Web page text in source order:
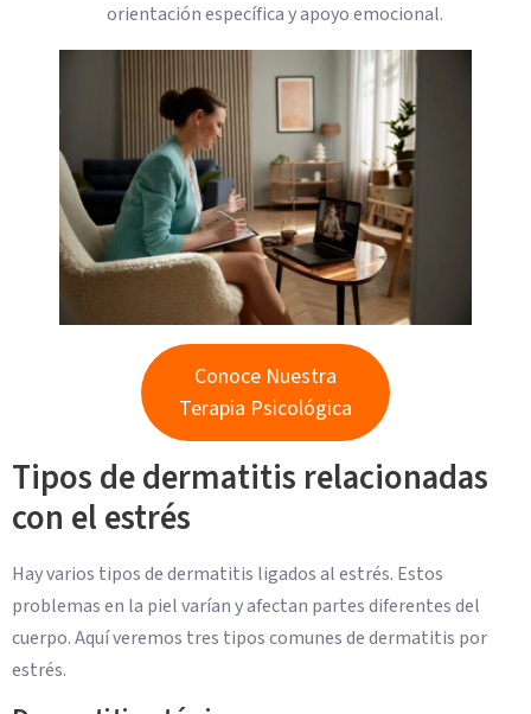
orientación específica y apoyo emocional.
Conoce Nuestra
Terapia Psicológica
Tipos de dermatitis relacionadas
con el estrés
Hay varios tipos de dermatitis ligados al estrés. Estos
problemas en la piel varían y afectan partes diferentes del
cuerpo. Aquí veremos tres tipos comunes de dermatitis por
estrés.